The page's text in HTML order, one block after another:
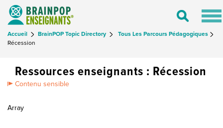
Toggle
Accueil BrainPOP Topic Directory
Tous Les Parcours Pédagogiques
Récession
Ressources enseignants : Récession
Contenu sensible
Array